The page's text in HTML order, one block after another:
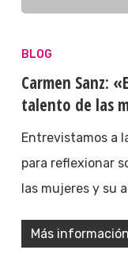
BLOG
Carmen Sanz:
talento de las
Entrevistamos a
para reflexionar
las mujeres y su
Más información